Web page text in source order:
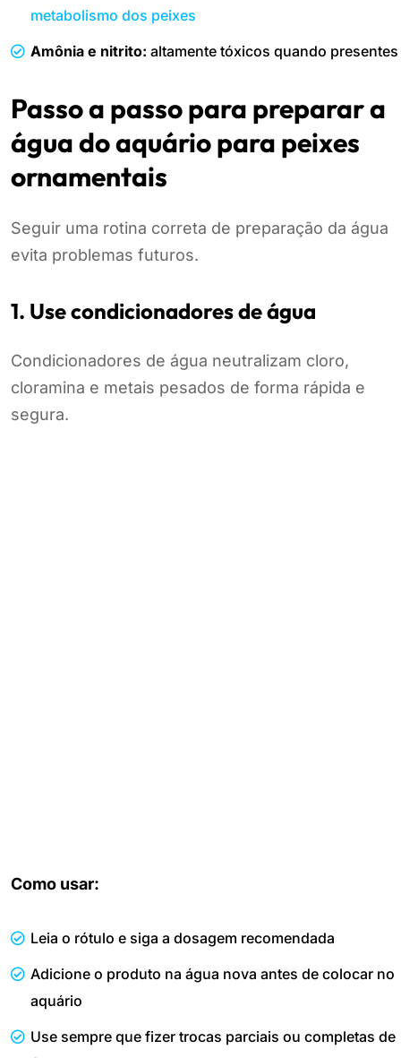
metabolismo dos peixes
Amônia e nitrito: altamente tóxicos quando presentes
Passo a passo para preparar a
água do aquário para peixes
ornamentais
Seguir uma rotina correta de preparação da água
evita problemas futuros.
1. Use condicionadores de água
Condicionadores de água neutralizam cloro,
cloramina e metais pesados de forma rápida e
segura.
Como usar:
Leia o rótulo e siga a dosagem recomendada
Adicione o produto na água nova antes de colocar no
aquário
Use sempre que fizer trocas parciais ou completas de